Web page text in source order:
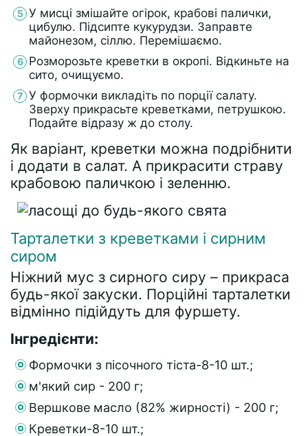
У мисці змішайте огірок, крабові палички,
цибулю. Підсипте кукурудзи. Заправте
майонезом, сіллю. Перемішаємо.
Розморозьте креветки в окропі. Відкиньте на
сито, очищуємо.
У формочки викладіть по порції салату.
Зверху прикрасьте креветками, петрушкою.
Подайте відразу ж до столу.
Як варіант, креветки можна подрібнити
і додати в салат. А прикрасити страву
крабовою паличкою і зеленню.
Тарталетки з креветками і сирним
сиром
Ніжний мус з сирного сиру – прикраса
будь-якої закуски. Порційні тарталетки
відмінно підійдуть для фуршету.
Інгредієнти:
Формочки з пісочного тіста-8-10 шт.;
м'який сир - 200 г;
Вершкове масло (82% жирності) - 200 г;
Креветки-8-10 шт.;